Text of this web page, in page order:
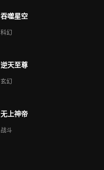
吞噬星空
科幻
逆天至尊
玄幻
无上神帝
战斗